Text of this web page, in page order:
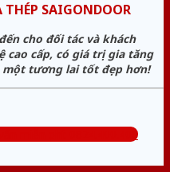
SAIGONDOOR
cho đối tác và khách
cao cấp, có giá trị gia tăng
một tương lai tốt đẹp hơn!
miễn phí: 0824.400.400